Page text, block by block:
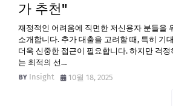
가 추천"
재정적인 어려움에 직면한 저신용자 분들을
소개합니다. 추가 대출을 고려할 때, 특히 기
더욱 신중한 접근이 필요합니다. 하지만 걱
는 최적의 선…
Insight
10월 18, 2025